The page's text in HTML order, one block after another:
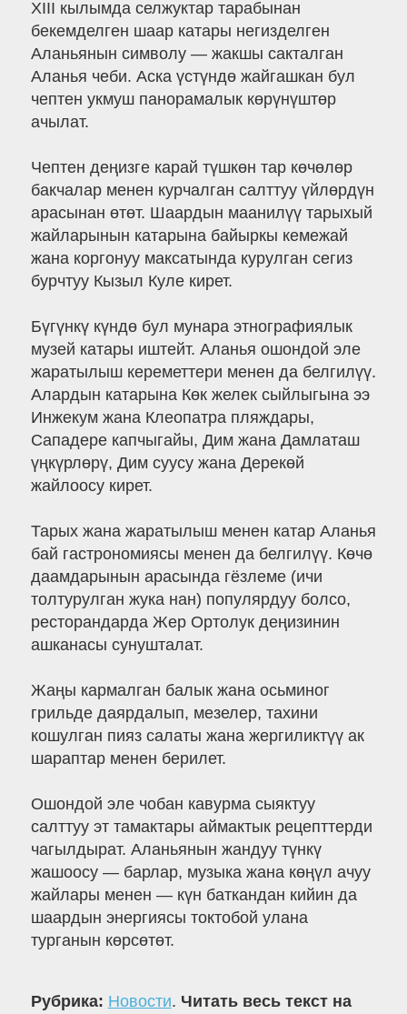
XIII кылымда селжуктар тарабынан
бекемделген шаар катары негизделген
Аланьянын символу — жакшы сакталган
Аланья чеби. Аска үстүндө жайгашкан бул
чептен укмуш панорамалык көрүнүштөр
ачылат.
Чептен деңизге карай түшкөн тар көчөлөр
бакчалар менен курчалган салттуу үйлөрдүн
арасынан өтөт. Шаардын маанилүү тарыхый
жайларынын катарына байыркы кемежай
жана коргонуу максатында курулган сегиз
бурчтуу Кызыл Куле кирет.
Бүгүнкү күндө бул мунара этнографиялык
музей катары иштейт. Аланья ошондой эле
жаратылыш кереметтери менен да белгилүү.
Алардын катарына Көк желек сыйлыгына ээ
Инжекум жана Клеопатра пляждары,
Сападере капчыгайы, Дим жана Дамлаташ
үңкүрлөрү, Дим суусу жана Дерекөй
жайлоосу кирет.
Тарых жана жаратылыш менен катар Аланья
бай гастрономиясы менен да белгилүү. Көчө
даамдарынын арасында гёзлеме (ичи
толтурулган жука нан) популярдуу болсо,
ресторандарда Жер Ортолук деңизинин
ашканасы сунушталат.
Жаңы кармалган балык жана осьминог
грильде даярдалып, мезелер, тахини
кошулган пияз салаты жана жергиликтүү ак
шараптар менен берилет.
Ошондой эле чобан кавурма сыяктуу
салттуу эт тамактары аймактык рецепттерди
чагылдырат. Аланьянын жандуу түнкү
жашоосу — барлар, музыка жана көңүл ачуу
жайлары менен — күн баткандан кийин да
шаардын энергиясы токтобой улана
турганын көрсөтөт.
Рубрика: Новости. Читать весь текст на